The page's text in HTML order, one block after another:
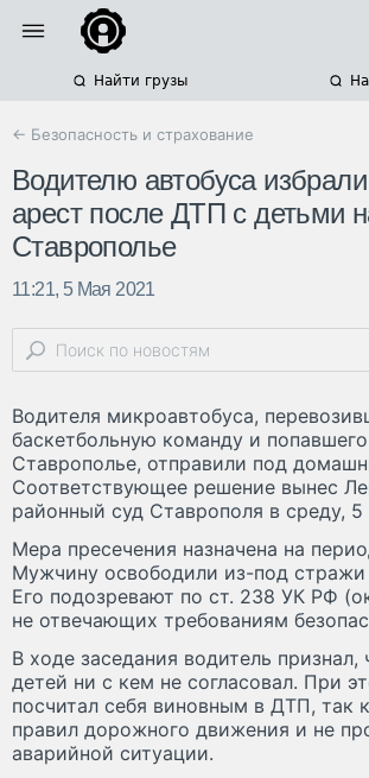
Найти грузы
← Безопасность и страхование
Водителю автобуса
арест после ДТП с детьми
Ставрополье
11:21, 5 Мая 2021
Водителя микроавтобуса,
баскетбольную команду и попавшего
Ставрополье, отправили под
Соответствующее решение вынес
районный суд Ставрополя в среду, 5
Мера пресечения назначена на
Мужчину освободили из-под стражи
Его подозревают по ст. 238 УК РФ
не отвечающих требованиям
В ходе заседания водитель признал,
детей ни с кем не согласовал. При
посчитал себя виновным в ДТП, так
правил дорожного движения и не
аварийной ситуации.